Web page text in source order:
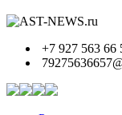
+7 927 563 66